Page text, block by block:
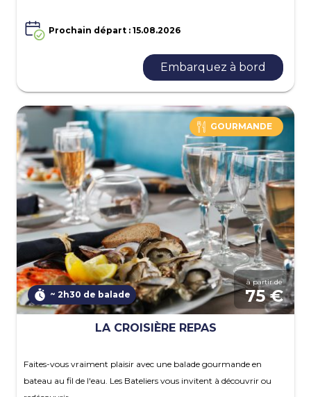
Prochain départ : 15.08.2026
Embarquez à bord
GOURMANDE
à partir de
75 €
~ 2h30 de balade
LA CROISIÈRE REPAS
Faites-vous vraiment plaisir avec une balade gourmande en
bateau au fil de l'eau. Les Bateliers vous invitent à découvrir ou